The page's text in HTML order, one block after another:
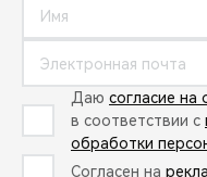
Даю согласие на
в соответствии с
обработки
Согласен на